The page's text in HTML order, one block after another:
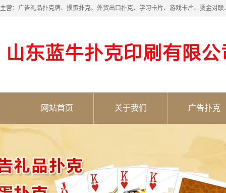
主营：广告礼品扑克牌、掼蛋扑克、外贸出口扑克、学习卡片、游戏卡片、烫金对联
网站首页 关于我们 广告扑克